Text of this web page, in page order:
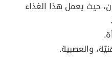
حيث يعمل هذا الغذاء
والعصبية.